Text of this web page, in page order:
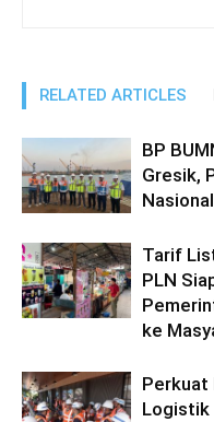
RELATED ARTICLES
BP
Gresik,
Nasional
Tarif
PLN
ke
Perkuat
Logistik